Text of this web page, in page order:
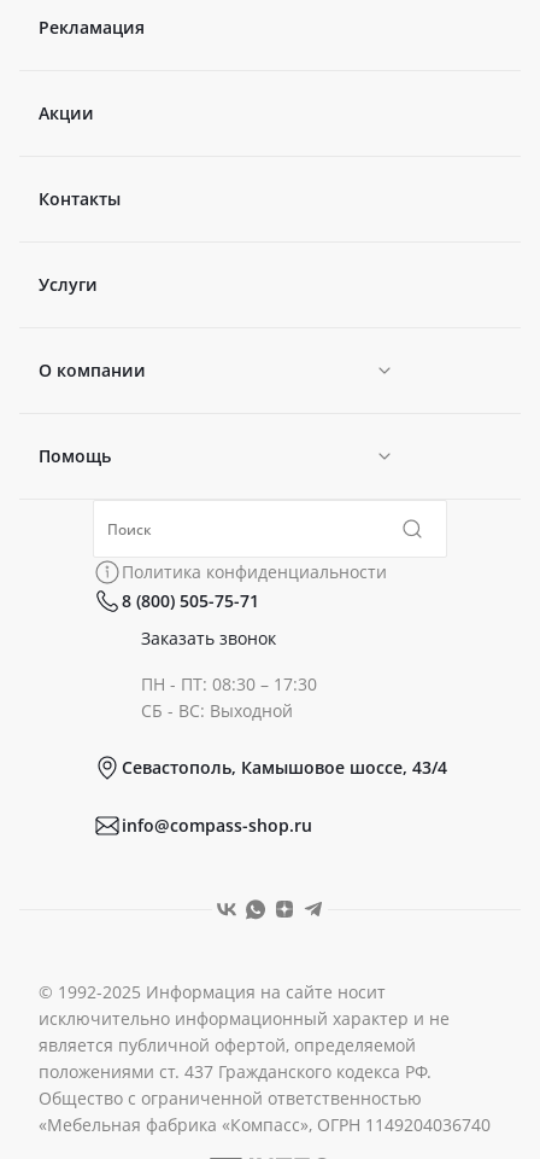
Рекламация
Акции
Контакты
Услуги
О компании
Новости
Политика конфиденциальности
Помощь
Коллекции
Политика конфиденциальности
8 (800) 505-75-71
Заказать звонок
ПН - ПТ: 08:30 – 17:30
СБ - ВС: Выходной
Севастополь, Камышовое шоссе, 43/4
info@compass-shop.ru
© 1992-2025 Информация на сайте носит
исключительно информационный характер и не
является публичной офертой, определяемой
положениями ст. 437 Гражданского кодекса РФ.
Общество с ограниченной ответственностью
«Мебельная фабрика «Компасс», ОГРН 1149204036740